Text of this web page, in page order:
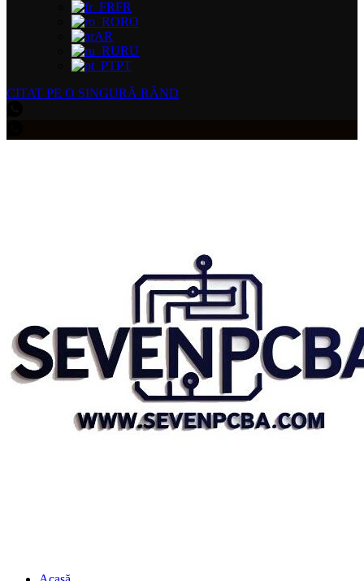
FR
RO
AR
RU
PT
CITAT PE O SINGURĂ RÂND